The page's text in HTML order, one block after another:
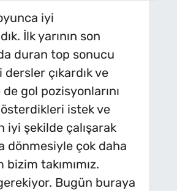
iyi
İlk yarının son
duran top sonucu
çıkardık ve
gol pozisyonlarını
istek ve
iyi şekilde çalışarak
dönmesiyle çok daha
takımımız.
Bugün buraya